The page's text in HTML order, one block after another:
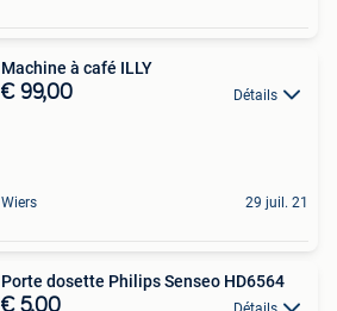
Machine à café ILLY
€ 99,00 Détails
Wiers 29 juil. 21
Porte dosette Philips Senseo HD6564
€ 5,00 Détails